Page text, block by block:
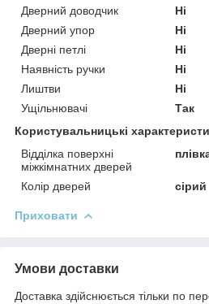
Дверний доводчик
Ні
Дверний упор
Ні
Дверні петлі
Ні
Наявність ручки
Ні
Лиштви
Ні
Ущільнювачі
Так
Користувальницькі
Відділка поверхні
міжкімнатних дверей
Колір дверей сірий
Приховати
Умови доставки
Доставка здійснюється тільки по